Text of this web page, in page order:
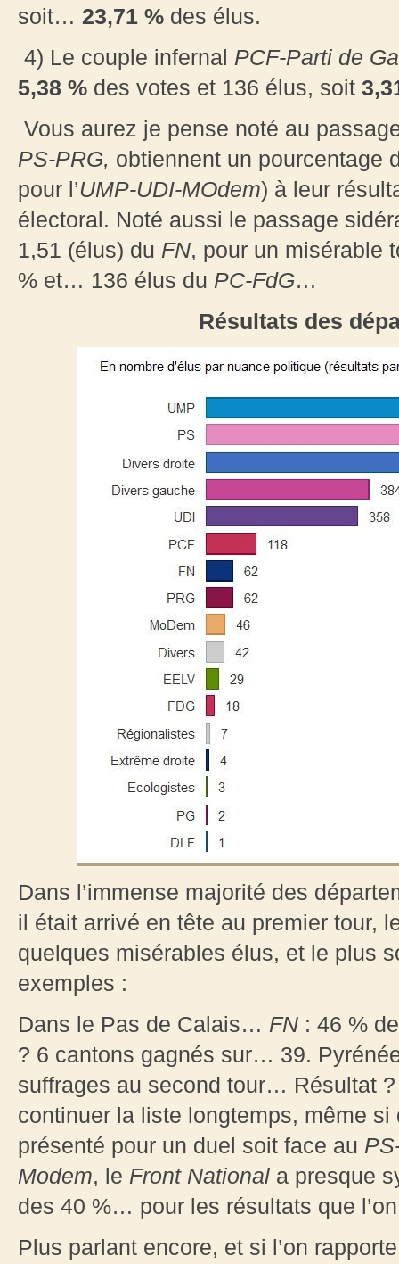
soit… 23,71 % des élus.
4) Le couple infernal PCF-Parti de
5,38 % des votes et 136 élus, soit
Vous aurez je pense noté au
PS-PRG, obtiennent un pourcentage
pour l’UMP-UDI-MOdem) à leur
électoral. Noté aussi le passage
1,51 (élus) du FN, pour un misérable
% et… 136 élus du PC-FdG…
Résultats des
Dans l’immense majorité des
il était arrivé en tête au premier tour,
quelques misérables élus, et le plus
exemples :
Dans le Pas de Calais… FN : 46 %
? 6 cantons gagnés sur… 39.
suffrages au second tour… Résultat
continuer la liste longtemps, même
présenté pour un duel soit face au
Modem, le Front National a presque
des 40 %… pour les résultats que
Plus parlant encore, et si l’on